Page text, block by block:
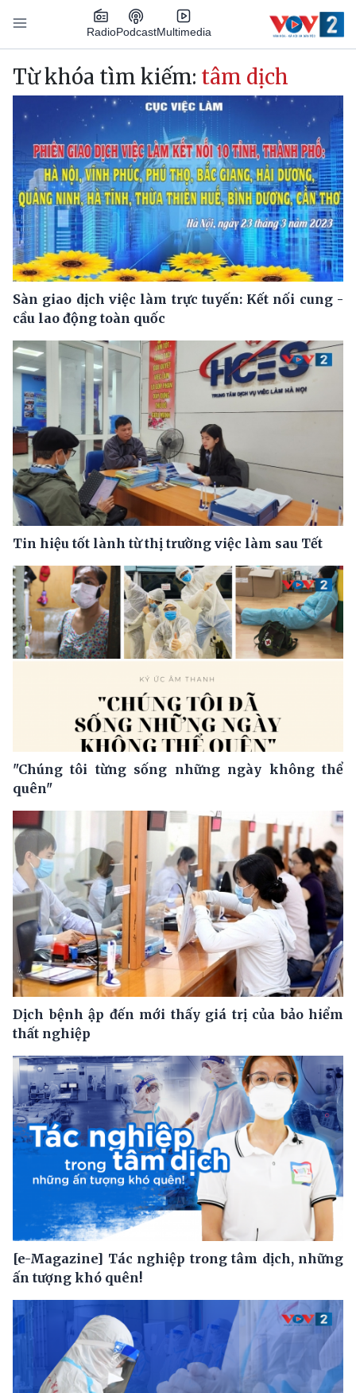
Nhảy đến nội dung
RadioPodcastMultimedia
Main navigation
Từ khóa tìm kiếm: tâm dịch
Sàn giao dịch việc làm trực tuyến: Kết nối cung -
cầu lao động toàn quốc
Tin hiệu tốt lành từ thị trường việc làm sau Tết
"Chúng tôi từng sống những ngày không thể
quên"
Dịch bệnh ập đến mới thấy giá trị của bảo hiểm
thất nghiệp
[e-Magazine] Tác nghiệp trong tâm dịch, những
ấn tượng khó quên!